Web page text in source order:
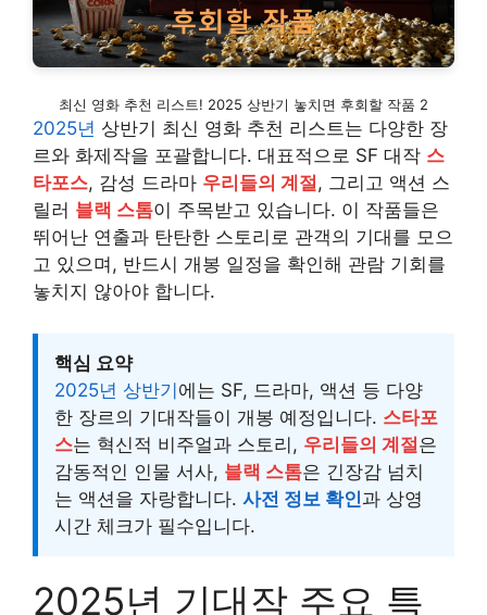
최신 영화 추천 리스트! 2025 상반기 놓치면 후회할 작품 2
2025년 상반기 최신 영화 추천 리스트는 다양한 장
르와 화제작을 포괄합니다. 대표적으로 SF 대작 스
타포스, 감성 드라마 우리들의 계절, 그리고 액션 스
릴러 블랙 스톰이 주목받고 있습니다. 이 작품들은
뛰어난 연출과 탄탄한 스토리로 관객의 기대를 모으
고 있으며, 반드시 개봉 일정을 확인해 관람 기회를
놓치지 않아야 합니다.
핵심 요약
2025년 상반기에는 SF, 드라마, 액션 등 다양
한 장르의 기대작들이 개봉 예정입니다. 스타포
스는 혁신적 비주얼과 스토리, 우리들의 계절은
감동적인 인물 서사, 블랙 스톰은 긴장감 넘치
는 액션을 자랑합니다. 사전 정보 확인과 상영
시간 체크가 필수입니다.
2025년 기대작 주요 특